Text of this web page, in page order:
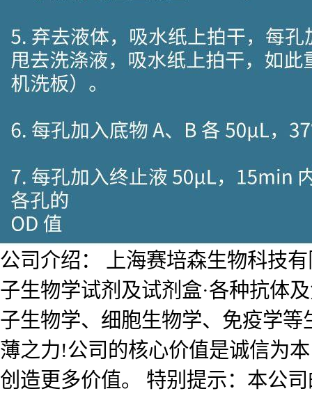
公司介绍： 上海赛培森生物科技有
子生物学试剂及试剂盒·各种抗体
子生物学、细胞生物学、免疫学
薄之力!公司的核心价值是诚信为
创造更多价值。 特别提示：本公